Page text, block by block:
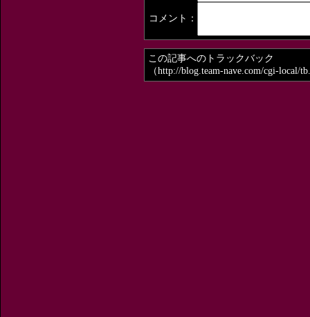
コメント：
この記事へのトラックバック
（http://blog.team-nave.com/cgi-local/